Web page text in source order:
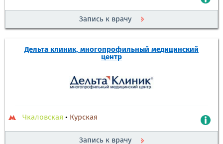
Запись к врачу
Дельта клиник, многопрофильный медицинский
центр
Чкаловская • Курская
Запись к врачу